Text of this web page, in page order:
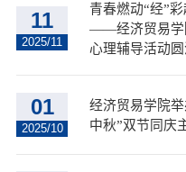
11
2025/11
青春燃动“经”
——经济贸易学
心理辅导活动
01
2025/10
经济贸易学院
中秋”双节同庆